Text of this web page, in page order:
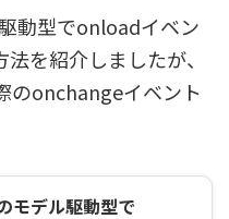
動型でonloadイベン
を紹介しましたが、
のonchangeイベント
モデル駆動型で